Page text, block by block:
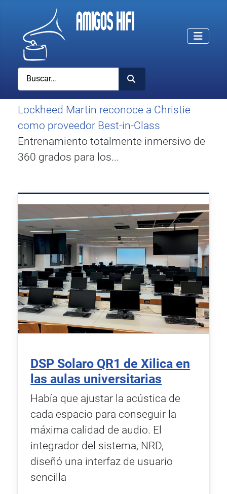
Buscar
Lockheed Martin reconoce a Christie
como proveedor Best-in-Class
Entrenamiento totalmente inmersivo de
360 grados para los...
DSP Solaro QR1 de Xilica en
las aulas universitarias
Había que ajustar la acústica de
cada espacio para conseguir la
máxima calidad de audio. El
integrador del sistema, NRD,
diseñó una interfaz de usuario
sencilla